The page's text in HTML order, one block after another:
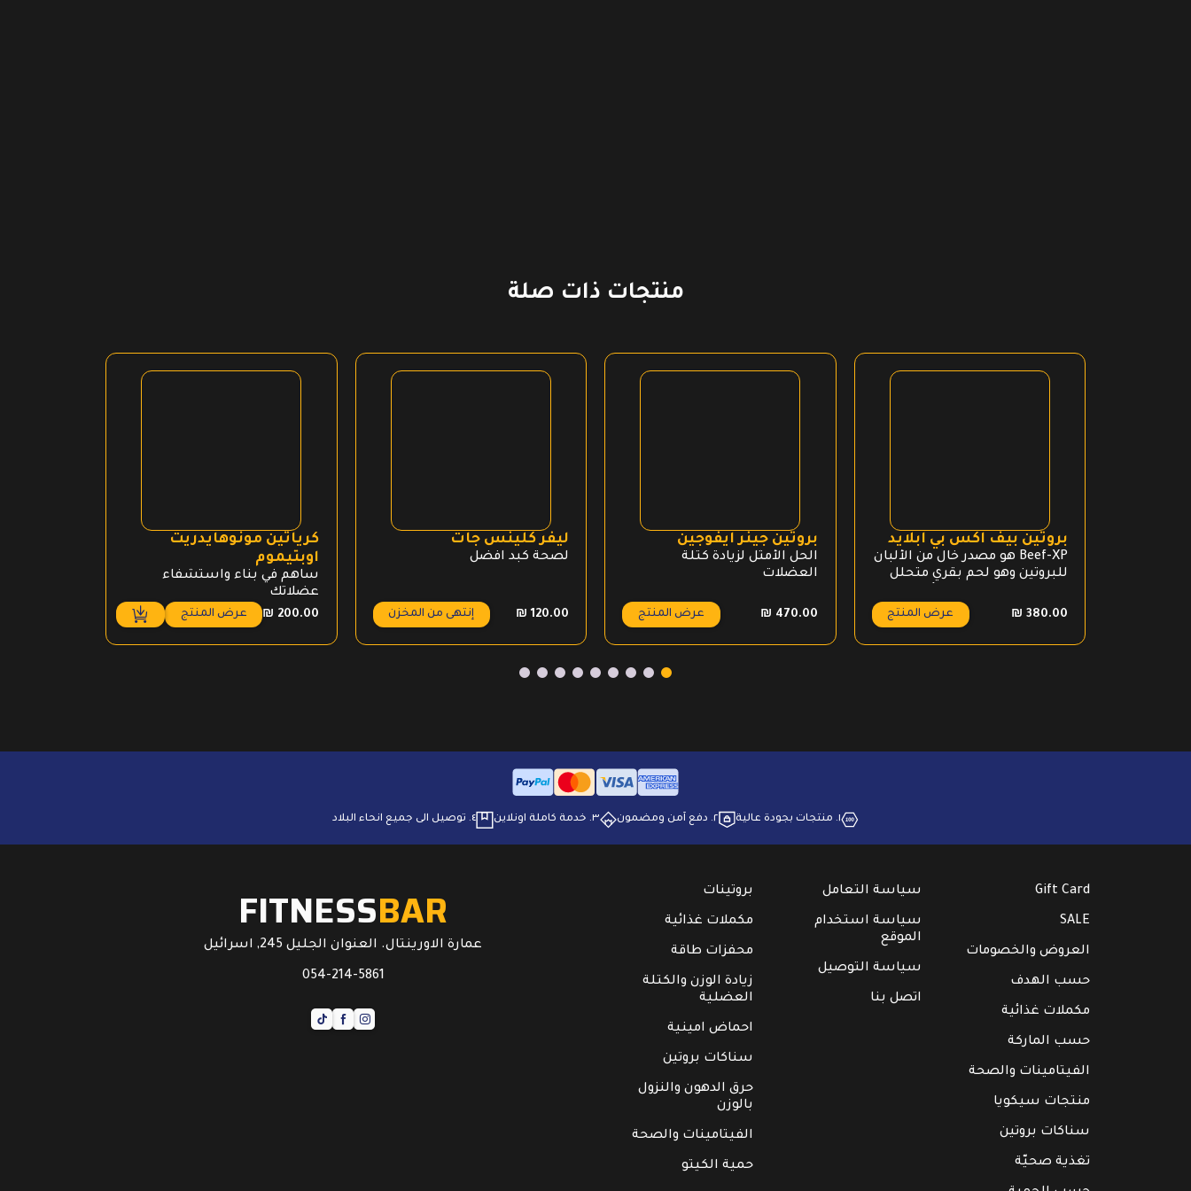
منتجات ذات صلة
بروتين بيف اكس بي ابلايد
Beef-XP هو مصدر خال من الألبان
للبروتين وهو لحم بقري متحلل
₪ 380.00 عرض المنتج
بروتين جينر ايفوجين
الحل الأمثل لزيادة كتلة
العضلات
₪ 470.00 عرض المنتج
ليفر كلينس جات
لصحة كبد افضل
₪ 120.00 إنتهى من المخزن
كرياتين مونوهايدريت
اوبتيموم
ساهم في بناء واستشفاء
عضلاتك
₪ 200.00 عرض المنتج
١. منتجات بجودة عالية ٢. ⁠دفع آمن ومضمون ٣. ⁠خدمة كاملة اونلاين ٤. ⁠توصيل الى جميع انحاء البلاد
Gift Card
SALE
العروض والخصومات
حسب الهدف
مكملات غذائية
حسب الماركة
الفيتامينات والصحة
منتجات سيكويا
سناكات بروتين
تغذية صحيّة
سياسة التعامل
سياسة استخدام
الموقع
سياسة التوصيل
اتصل بنا
بروتينات
مكملات غذائية
محفزات طاقة
زيادة الوزن والكتلة
العضلية
احماض امينية
سناكات بروتين
حرق الدهون والنزول
بالوزن
الفيتامينات والصحة
حمية الكيتو
FITNESSBAR
عمارة الاورينتال. العنوان الجليل 245, اسرائيل
054-214-5861